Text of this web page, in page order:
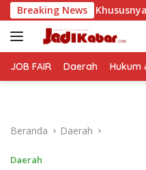
Langsung
ke
konten
Breaking News
Sosial
JOB FAIR Daerah Hukum
Beranda Daerah
Daerah